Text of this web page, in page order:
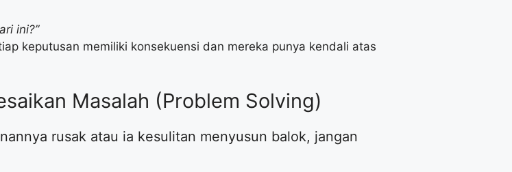
ini?”
keputusan memiliki konsekuensi dan mereka punya kendali atas
Masalah (Problem Solving)
rusak atau ia kesulitan menyusun balok, jangan